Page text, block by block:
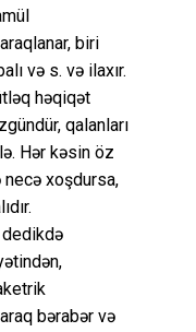
biri
və s. və ilaxır.
həqiqət
qalanları
Hər kəsin öz
necə xoşdursa,
bərabər və